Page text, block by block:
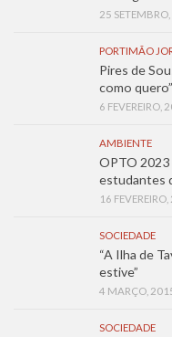
25
PORTIMÃO
Pires de
como quero”
6 FEVEREIRO,
AMBIENTE
OPTO 2023
estudantes
16
SOCIEDADE
“A Ilha de
estive”
4 MARÇO,
SOCIEDADE